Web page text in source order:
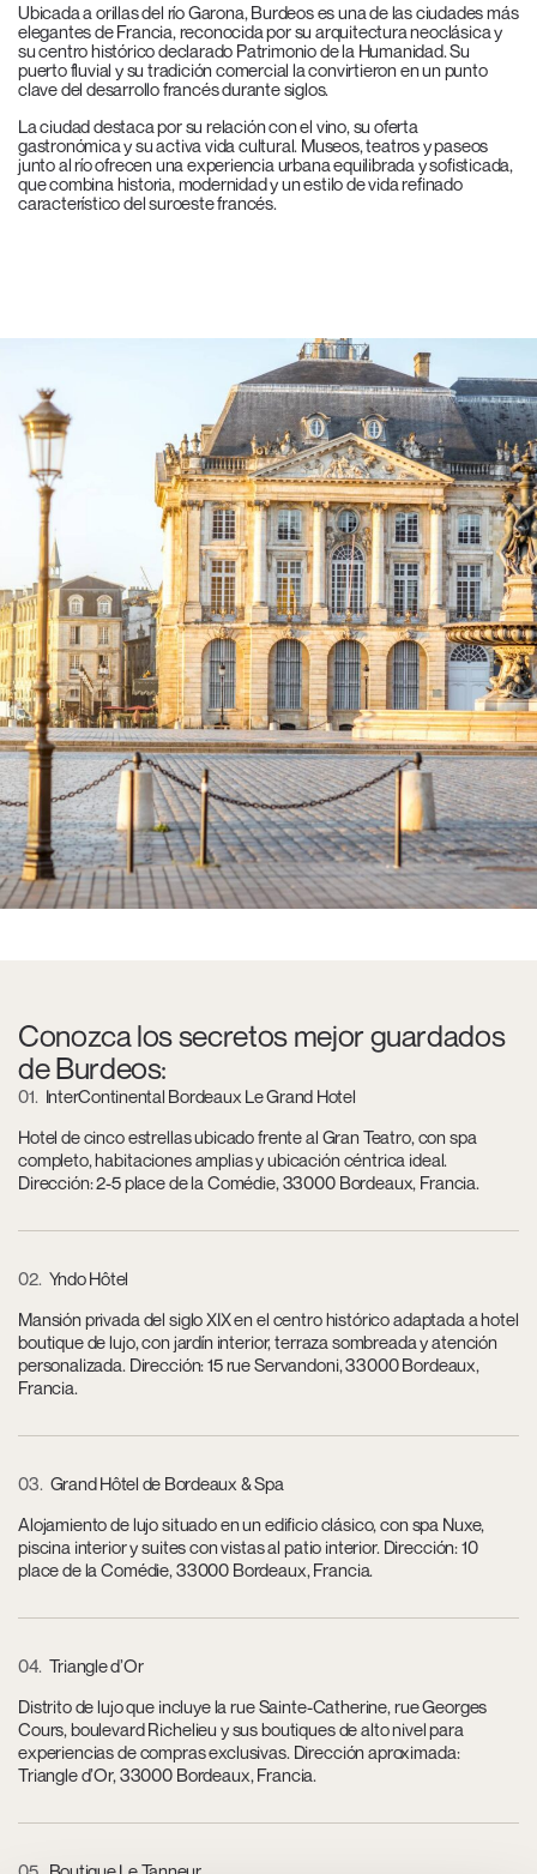
Ubicada a orillas del río Garona, Burdeos es una de las ciudades más
elegantes de Francia, reconocida por su arquitectura neoclásica y
su centro histórico declarado Patrimonio de la Humanidad. Su
puerto fluvial y su tradición comercial la convirtieron en un punto
clave del desarrollo francés durante siglos.
La ciudad destaca por su relación con el vino, su oferta
gastronómica y su activa vida cultural. Museos, teatros y paseos
junto al río ofrecen una experiencia urbana equilibrada y sofisticada,
que combina historia, modernidad y un estilo de vida refinado
característico del suroeste francés.
Conozca los secretos mejor guardados
de Burdeos:
01
InterContinental Bordeaux Le Grand Hotel
Hotel de cinco estrellas ubicado frente al Gran Teatro, con spa
completo, habitaciones amplias y ubicación céntrica ideal.
Dirección: 2-5 place de la Comédie, 33000 Bordeaux, Francia.
02 Yndo Hôtel
Mansión privada del siglo XIX en el centro histórico adaptada a hotel
boutique de lujo, con jardín interior, terraza sombreada y atención
personalizada. Dirección: 15 rue Servandoni, 33000 Bordeaux,
Francia.
03 Grand Hôtel de Bordeaux & Spa
Alojamiento de lujo situado en un edificio clásico, con spa Nuxe,
piscina interior y suites con vistas al patio interior. Dirección: 10
place de la Comédie, 33000 Bordeaux, Francia.
04 Triangle d’Or
Distrito de lujo que incluye la rue Sainte-Catherine, rue Georges
Cours, boulevard Richelieu y sus boutiques de alto nivel para
experiencias de compras exclusivas. Dirección aproximada:
Triangle d’Or, 33000 Bordeaux, Francia.